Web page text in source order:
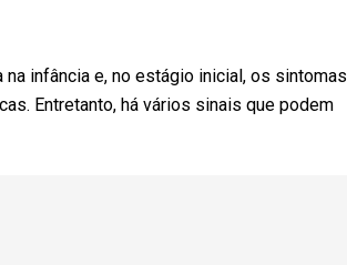
na infância e, no estágio inicial, os sintomas
Entretanto, há vários sinais que podem